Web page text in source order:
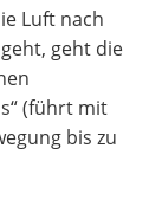
Luft nach
geht die
(führt mit
bis zu